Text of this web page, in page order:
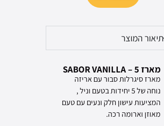
תיאור המוצר
מארז 5 – SABOR VANILLA
מארז סיגרלות סבור עם אריזה
נוחה של 5 יחידות בטעם וניל ,
המציעות עישון חלק ונעים עם טעם
מאוזן וארומה רכה.